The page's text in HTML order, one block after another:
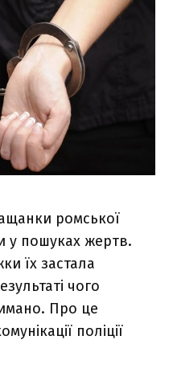
ромської
у пошуках жертв.
їх застала
чого
Про це
поліції